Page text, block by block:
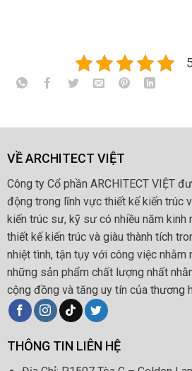
VỀ ARCHITECT VIỆT
Công ty Cổ phần ARCHITECT VIỆT
động trong lĩnh vực thiết kế kiến trúc
kiến trúc sư, kỹ sư có nhiều năm kinh
thiết kế kiến trúc và giàu thành tích
nhiệt tình, tận tụy với công việc nhằm
những sản phẩm chất lượng nhất
cộng đồng và tăng uy tín của thương
THÔNG TIN LIÊN HỆ